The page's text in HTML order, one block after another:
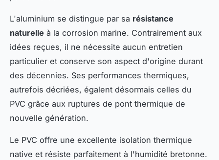
L'aluminium se distingue par sa résistance
naturelle à la corrosion marine. Contrairement aux
idées reçues, il ne nécessite aucun entretien
particulier et conserve son aspect d'origine durant
des décennies. Ses performances thermiques,
autrefois décriées, égalent désormais celles du
PVC grâce aux ruptures de pont thermique de
nouvelle génération.
Le PVC offre une excellente isolation thermique
native et résiste parfaitement à l'humidité bretonne.